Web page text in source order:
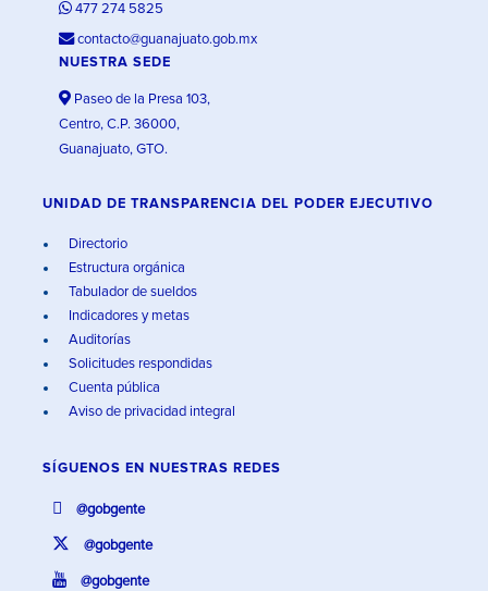
477 274 5825
contacto@guanajuato.gob.mx
NUESTRA SEDE
Paseo de la Presa 103,
Centro, C.P. 36000,
Guanajuato, GTO.
UNIDAD DE TRANSPARENCIA DEL PODER EJECUTIVO
Directorio
Estructura orgánica
Tabulador de sueldos
Indicadores y metas
Auditorías
Solicitudes respondidas
Cuenta pública
Aviso de privacidad integral
SÍGUENOS EN NUESTRAS REDES
@gobgente
@gobgente
@gobgente